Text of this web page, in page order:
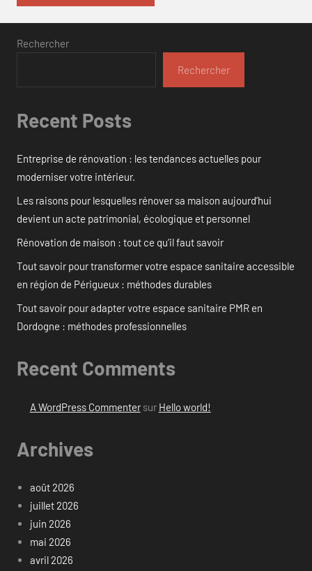
Rechercher
Rechercher
Recent Posts
Entreprise de rénovation : les tendances actuelles pour
moderniser votre intérieur.
Les raisons pour lesquelles rénover sa maison aujourd’hui
devient un acte patrimonial, écologique et personnel
Rénovation de maison : tout ce qu’il faut savoir
Tout savoir pour transformer votre espace sanitaire accessible
en région de Périgueux : méthodes durables
Tout savoir pour adapter votre espace sanitaire PMR en
Dordogne : méthodes professionnelles
Recent Comments
A WordPress Commentersur Hello world!
Archives
août 2026
juillet 2026
juin 2026
mai 2026
avril 2026